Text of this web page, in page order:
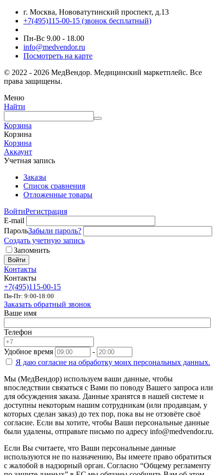
г. Москва, Нововатутинский проспект, д.13
+7(495)115-00-15 (звонок бесплатный)
Пн-Вс 9.00 - 18.00
info@medvendor.ru
Посмотреть на карте
© 2022 - 2026 МедВендор. Медицинский маркетплейс. Все
права защищены.
Меню
Найти
Корзина
Корзина
Корзина
Аккаунт
Учетная запись
Заказы
Список сравнения
Отложенные товары
ВойтиРегистрация
E-mail
ПарольЗабыли пароль?
Создать учетную запись
Запомнить
Войти
Контакты
Контакты
+7(495)115-00-15
Пн-Пт: 9:00-18:00
Заказать обратный звонок
Ваше имя
Телефон
Удобное время
-
Я даю согласие на обработку моих персональных данных.
Мы (МедВендор) используем ваши данные, чтобы
впоследствии связаться с Вами по поводу Вашего запроса или
для обсуждения заказа. Данные хранятся в нашей системе и
доступны некоторым нашим сотрудникам (или продавцам, у
которых сделан заказ) до тех пор, пока вы не отзовёте своё
согласие. Если вы хотите, чтобы Ваши персональные данные
были удалены, отправьте письмо по адресу info@medvendor.ru.
Если Вы считаете, что Ваши персональные данные
используются не по назначению, Вы имеете право обратиться
с жалобой в надзорный орган. Согласно “Общему регламенту